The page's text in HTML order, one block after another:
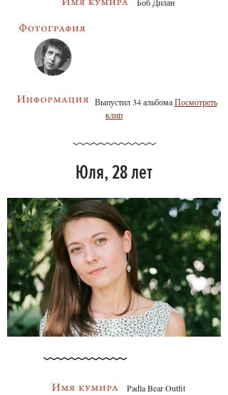
Выпустил 34 альбомаПосмотреть
клип
Юля, 28 лет
Padla Bear Outfit